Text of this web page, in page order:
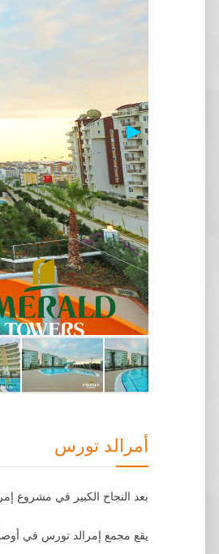
أمرالد تورس
بعد النجاح الكبير في مشروع
يقع مجمع إمرالد تورس في أوصلار ، يبتعد فقط 600 متر من شاطئ البحر الأبيض